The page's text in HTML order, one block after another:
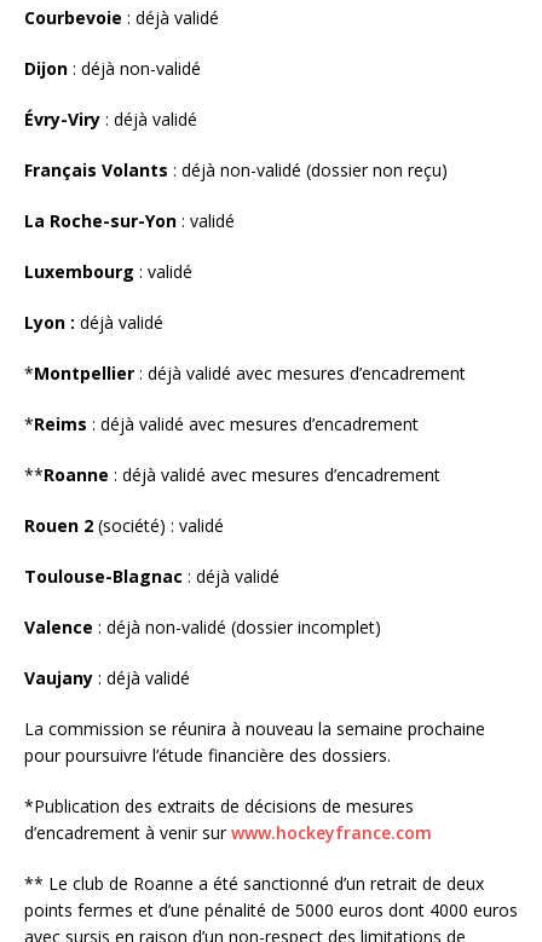
Courbevoie : déjà validé
Dijon : déjà non-validé
Évry-Viry : déjà validé
Français Volants : déjà non-validé (dossier non reçu)
La Roche-sur-Yon : validé
Luxembourg : validé
Lyon : déjà validé
*Montpellier : déjà validé avec mesures d’encadrement
*Reims : déjà validé avec mesures d’encadrement
**Roanne : déjà validé avec mesures d’encadrement
Rouen 2 (société) : validé
Toulouse-Blagnac : déjà validé
Valence : déjà non-validé (dossier incomplet)
Vaujany : déjà validé
La commission se réunira à nouveau la semaine prochaine
pour poursuivre l’étude financière des dossiers.
*Publication des extraits de décisions de mesures
d’encadrement à venir surwww.hockeyfrance.com
** Le club de Roanne a été sanctionné d’un retrait de deux
points fermes et d’une pénalité de 5000 euros dont 4000 euros
avec sursis en raison d’un non-respect des limitations de